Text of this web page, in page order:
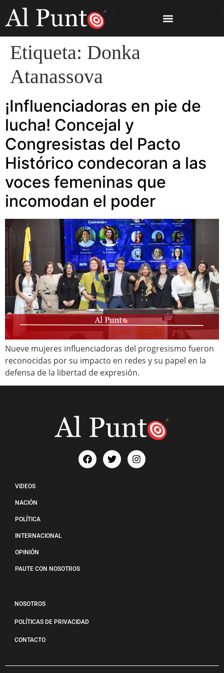
Etiqueta: Donka
Atanassova
¡Influenciadoras en pie de
lucha! Concejal y
Congresistas del Pacto
Histórico condecoran a las
voces femeninas que
incomodan el poder
Nueve mujeres influenciadoras del progresismo fueron
reconocidas por su impacto en redes y su papel en la
defensa de la libertad de expresión.
VIDEOS
NACIÓN
POLÍTICA
INTERNACIONAL
OPINIÓN
PAUTE CON NOSOTROS
NOSOTROS
POLÍTICAS DE PRIVACIDAD
CONTACTO